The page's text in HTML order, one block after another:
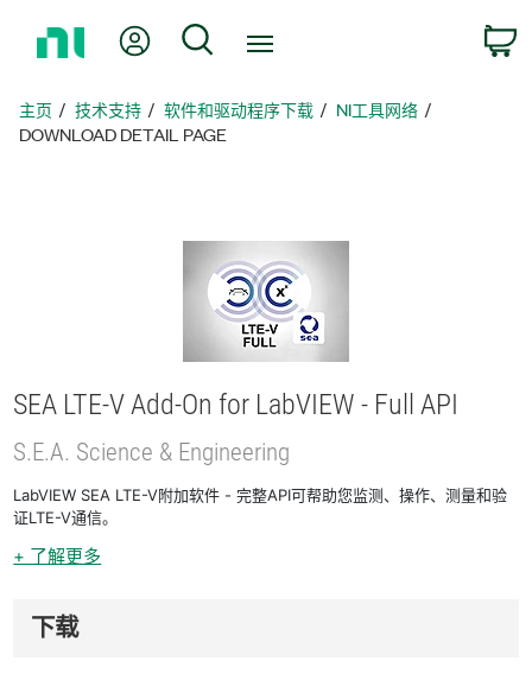
页
我的账户 搜索
主页 技术支持 软件和驱动程序下载
NI工具网络
DOWNLOAD DETAIL PAGE
SEA LTE-V Add-On for LabVIEW - Full API
S.E.A. Science & Engineering
LabVIEW SEA LTE-V附加软件 - 完整API可帮助您监测、操作、测量和验
证LTE-V通信。
+ 了解更多
下载